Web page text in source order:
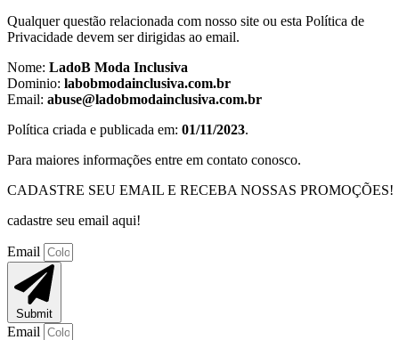
Qualquer questão relacionada com nosso site ou esta Política de
Privacidade devem ser dirigidas ao email.
Nome: LadoB Moda Inclusiva
Dominio: labobmodainclusiva.com.br
Email: abuse@ladobmodainclusiva.com.br
Política criada e publicada em: 01/11/2023.
Para maiores informações entre em contato conosco.
CADASTRE SEU EMAIL E RECEBA NOSSAS PROMOÇÕES!
cadastre seu email aqui!
Email
Submit
Email